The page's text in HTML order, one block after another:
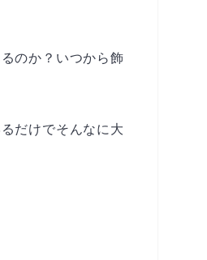
のか？いつから飾
だけでそんなに大